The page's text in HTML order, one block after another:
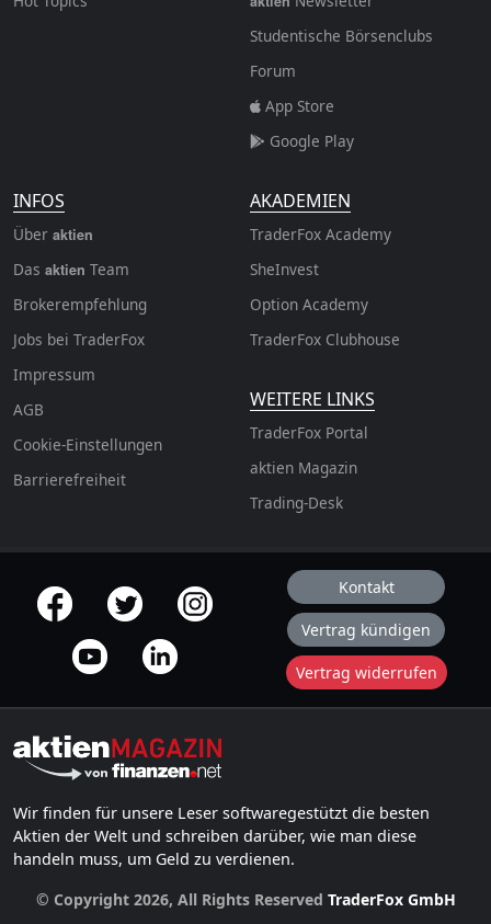
Studentische Börsenclubs
Forum
App Store
Google Play
INFOS
Über aktien
Das aktien Team
Brokerempfehlung
Jobs bei TraderFox
Impressum
AGB
Cookie-Einstellungen
Barrierefreiheit
AKADEMIEN
TraderFox Academy
SheInvest
Option Academy
TraderFox Clubhouse
WEITERE LINKS
TraderFox Portal
aktien Magazin
Trading-Desk
offizielle Social Media-Accounts Kontakt
Vertrag kündigen
Vertrag widerrufen
Wir finden für unsere Leser softwaregestützt die besten
Aktien der Welt und schreiben darüber, wie man diese
handeln muss, um Geld zu verdienen.
© Copyright 2026, All Rights Reserved TraderFox GmbH